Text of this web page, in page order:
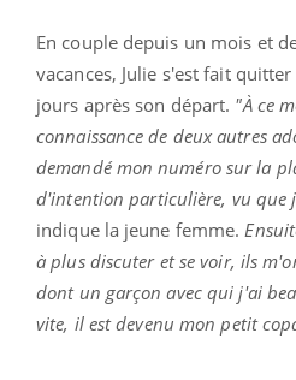
En couple depuis un mois et
vacances, Julie s'est fait
jours après son départ. "À ce
connaissance de deux autres
demandé mon numéro sur la
d'intention particulière, vu que
indique la jeune femme.
à plus discuter et se voir, ils
dont un garçon avec qui j'ai
vite, il est devenu mon petit